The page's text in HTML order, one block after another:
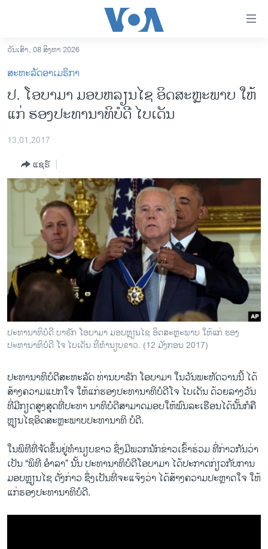
ເຂົ້າ
ຫາ
ຂ້າມ
ຂ້າມ
ຫາ
ລາວ
ອາເມຣິກາ
ຂ່າວ​ຈີນ
ໂລກ
ເອເຊຍ
ອິດສະຫຼະພາບດ້ານການຂ່າວ
ຊີວິດຊາວລາວ
ຊຸມຊົນຊາວລາວ
ວິທະຍາສາດ-ເທັກໂນໂລຈີ
ທຸລະກິດ
ພາສາອັງກິດ
ວີດີໂອ
ລາຍການກະຈາຍສຽງ
ລາຍງານ
ຕິດຕາມພວກເຮົາ ທີ່
ພາສາຕ່າງໆ
ວັນເສົາ, 08 ສິງຫາ 2026
ສະຫະລັດອາເມຣິກາ
ປ. ໂອບາມາ ມອບຫລຽນໄຊ ອິດສະຫຼະພາບ ໃຫ້
ແກ່ ຮອງປະທານາທິບໍດີ ໄບເດັນ
13,01,2017
ແຊຣ໌
ປະທານາທິບໍດີ ບາຣັກ ໂອບາມາ ມອບຫຼຽນໄຊ ອິດສະຫຼະພາບ ໃຫ້ແກ່ ຮອງ
ປະທານາທິບໍດີ ໂຈ ໄບເດັນ ທີ່ທຳນຽບຂາວ. (12 ມັງກອນ 2017)
ປະທານາທິບໍດີສະຫະລັດ ທ່ານ​ບາຣັກ ​ໂອ​ບາ​ມາ ​ໃນ​ວັນ​ພະຫັດ​ວານ​ນີ້ ​ໄດ້​
ສ້າງ​ຄວາມ​ແປກ​ໃຈ​ ໃຫ້​ແກ່​ຮອງ​ປະທານາທິບໍດີໂຈ ​ໄບ​ເດັນ ດ້ວຍລາງວັນ​
ທີ່​ມີ​ກຽດ​ສູງ​ສຸດທີ່​ປະທາ ນາທິບໍດີ​ສາມາດ​ມອບ​ໃຫ້ພົນລະ​ເຮືອນ​ໄດ້ນັ້ນກໍ​ຄື ​
ຫຼຽນ​ໄຊ​ອິດສະຫຼະພາບ​ປະທານາທິ ບໍດີ.
​ໃນ​ພິທີ​ທີ່​ຈັດ​ຂຶ້ນຢູ່​ທຳນຽບຂາວ​ ຊຶ່ງ​ມີ​ພວກ​ນັກ​ຂ່າວ​ເຂົ້າຮ່ວມ ທີ່​ກ່າວ​ກັນ​ວ່າ ​
ເປັນ “ພິທີ ​ອຳລາ” ນັ້ນ ປະທານາທິບໍດີ​ໂອ​ບາ​ມາ​ ໄດ້​ປະກາດ​ກ່ຽວ​ກັບ​ການ​
ມອບ​ຫຼຽນ​ໄຊ ດັ່ງກ່າວ ຊຶ່ງເປັນ​ທີ່​ຈະ​ແຈ້ງວ່າ ​ໄດ້​ສ້າງ​ຄວາມ​ປະຫຼາດ​ໃຈ ​ໃຫ້​
ແກ່​ຮອງ​ປະທານາທິບໍດີ.